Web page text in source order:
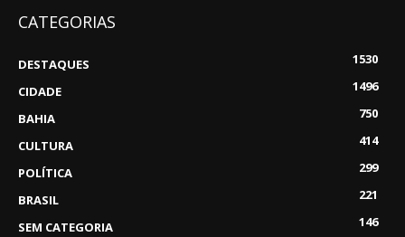
CATEGORIAS
DESTAQUES
1530
CIDADE
1496
BAHIA
750
CULTURA
414
POLÍTICA
299
BRASIL
221
SEM CATEGORIA
146